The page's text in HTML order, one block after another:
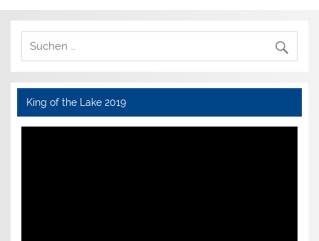
King of the Lake 2019
Video-